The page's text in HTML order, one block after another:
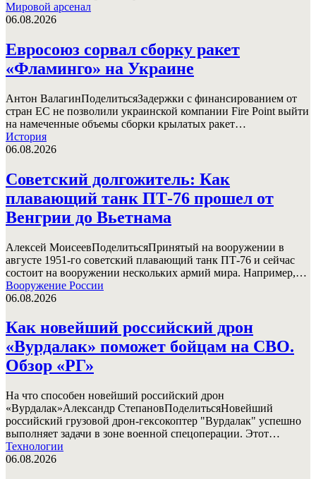
Мировой арсенал
06.08.2026
Евросоюз сорвал сборку ракет
«Фламинго» на Украине
Антон ВалагинПоделитьсяЗадержки с финансированием от
стран ЕС не позволили украинской компании Fire Point выйти
на намеченные объемы сборки крылатых ракет…
История
06.08.2026
Советский долгожитель: Как
плавающий танк ПТ-76 прошел от
Венгрии до Вьетнама
Алексей МоисеевПоделитьсяПринятый на вооружении в
августе 1951-го советский плавающий танк ПТ-76 и сейчас
состоит на вооружении нескольких армий мира. Например,…
Вооружение России
06.08.2026
Как новейший российский дрон
«Вурдалак» поможет бойцам на СВО.
Обзор «РГ»
На что способен новейший российский дрон
«Вурдалак»Александр СтепановПоделитьсяНовейший
российский грузовой дрон-гексокоптер "Вурдалак" успешно
выполняет задачи в зоне военной спецоперации. Этот…
Технологии
06.08.2026